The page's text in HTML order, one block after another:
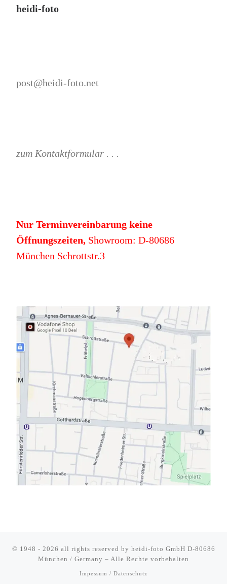
heidi-foto
post@heidi-foto.net
zum Kontaktformular . . .
Nur Terminvereinbarung keine
Öffnungszeiten,Showroom: D-80686
München Schrottstr.3
© 1948 - 2026 all rights reserved by heidi-foto GmbH D-80686
München / Germany – Alle Rechte vorbehalten
Impessum / Datenschutz